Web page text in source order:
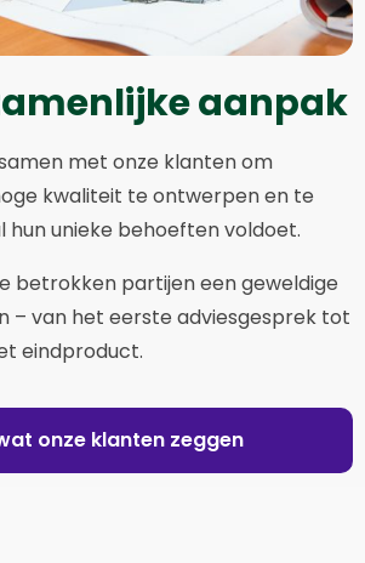
aanpak
met onze klanten om
kwaliteit te ontwerpen en te
hun unieke behoeften voldoet.
betrokken partijen een geweldige
– van het eerste adviesgesprek tot
eindproduct.
onze klanten zeggen